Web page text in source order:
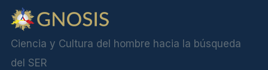
Ciencia y Cultura del hombre hacia la búsqueda
del SER